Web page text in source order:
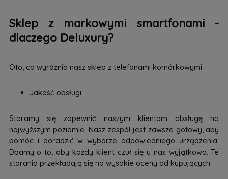
Sklep z markowymi smartfonami -
dlaczego Deluxury?
Oto, co wyróżnia nasz sklep z telefonami komórkowymi:
Jakość obsługi
Staramy się zapewnić naszym klientom obsługę na
najwyższym poziomie. Nasz zespół jest zawsze gotowy, aby
pomóc i doradzić w wyborze odpowiedniego urządzenia.
Dbamy o to, aby każdy klient czuł się u nas wyjątkowo. Te
starania przekładają się na wysokie oceny od kupujących.